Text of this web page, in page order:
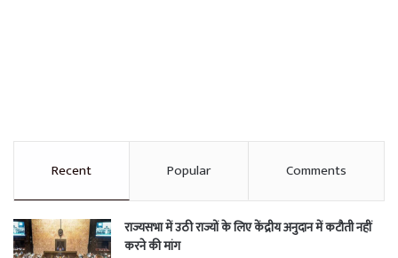
Recent Popular Comments
राज्यसभा में उठी राज्यों के लिए केंद्रीय अनुदान में कटौती नहीं
करने की मांग